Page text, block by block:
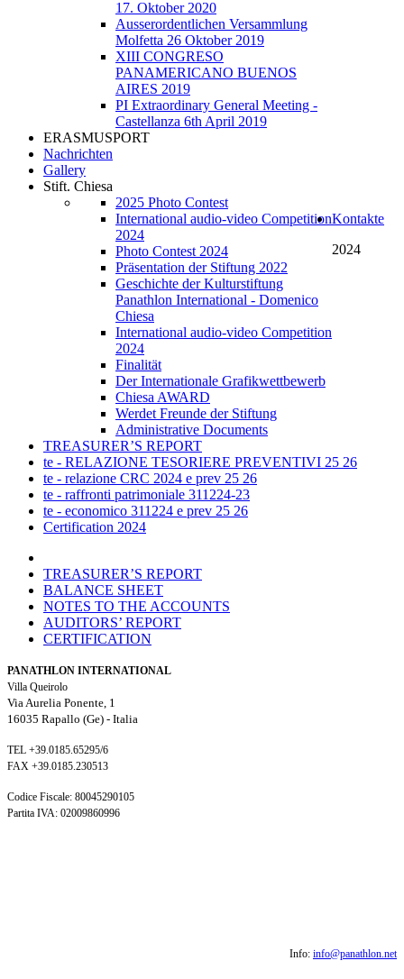
17. Oktober 2020
Ausserordentlichen Versammlung
Molfetta 26 Oktober 2019
XIII CONGRESO
PANAMERICANO BUENOS
AIRES 2019
PI Extraordinary General Meeting -
Castellanza 6th April 2019
ERASMUSPORT
Nachrichten
Gallery
Stift. Chiesa
2025 Photo Contest
International audio-video Competition
2024
Photo Contest 2024
Präsentation der Stiftung 2022
Geschichte der Kulturstiftung
Panathlon International - Domenico
Chiesa
International audio-video Competition
2024
Finalität
Der Internationale Grafikwettbewerb
Chiesa AWARD
Werdet Freunde der Stiftung
Administrative Documents
Kontakte
2024
TREASURER’S REPORT
te - RELAZIONE TESORIERE PREVENTIVI 25 26
te - relazione CRC 2024 e prev 25 26
te - raffronti patrimoniale 311224-23
te - economico 311224 e prev 25 26
Certification 2024
TREASURER’S REPORT
BALANCE SHEET
NOTES TO THE ACCOUNTS
AUDITORS’ REPORT
CERTIFICATION
PANATHLON INTERNATIONAL
Villa Queirolo
Via Aurelia Ponente, 1
16035 Rapallo (Ge) - Italia
TEL +39.0185.65295/6
FAX +39.0185.230513
Codice Fiscale: 80045290105
Partita IVA: 02009860996
Info: info@panathlon.net